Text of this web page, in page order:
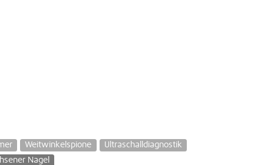
Weitwinkelspione
Ultraschalldiagnostik
Nagel